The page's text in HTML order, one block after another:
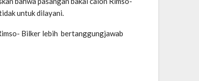
untuk dilayani.
Bilker lebih bertanggungjawab